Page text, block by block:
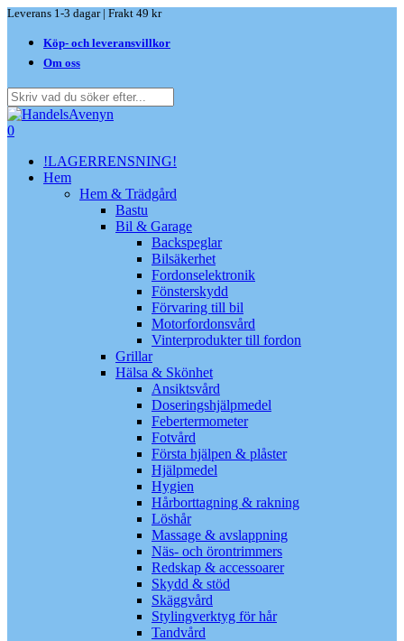
Skip
main
content
Leverans 1-3 dagar | Frakt 49 kr
Köp- och leveransvillkor
Om oss
Close
Search
search
0
!LAGERRENSNING!
Hem
Hem & Trädgård
Bastu
Bil & Garage
Backspeglar
Bilsäkerhet
Fordonselektronik
Fönsterskydd
Förvaring till bil
Motorfordonsvård
Vinterprodukter till fordon
Grillar
Hälsa & Skönhet
Ansiktsvård
Doseringshjälpmedel
Febertermometer
Fotvård
Första hjälpen & plåster
Hjälpmedel
Hygien
Hårborttagning & rakning
Löshår
Massage & avslappning
Näs- och örontrimmers
Redskap & accessoarer
Skydd & stöd
Skäggvård
Stylingverktyg för hår
Tandvård